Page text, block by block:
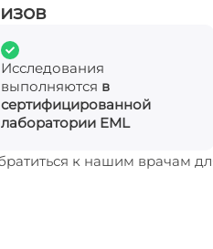
Исследования
выполняются в
сертифицированной
лаборатории EML
к нашим врачам